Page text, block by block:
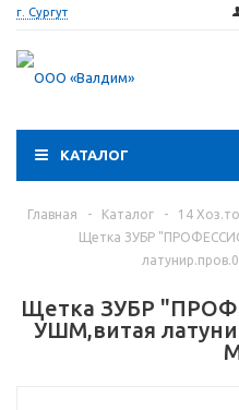
г. Сургут
КАТАЛОГ
Главная - Каталог - 14
Щетка ЗУБР
Щетка ЗУБР
УШМ,витая